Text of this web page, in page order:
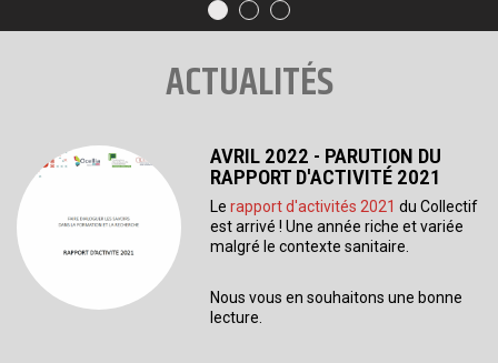
ACTUALITÉS
AVRIL 2022 - PARUTION DU
RAPPORT D'ACTIVITÉ 2021
Le rapport d'activités 2021 du Collectif
est arrivé ! Une année riche et variée
malgré le contexte sanitaire.
Nous vous en souhaitons une bonne
lecture.